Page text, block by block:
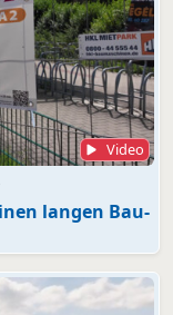
Video
langen Bau-